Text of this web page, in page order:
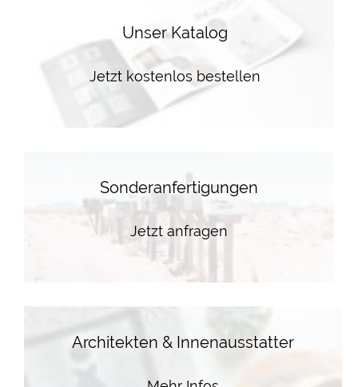
Unser Katalog
Jetzt kostenlos bestellen
Sonderanfertigungen
Jetzt anfragen
Architekten & Innenausstatter